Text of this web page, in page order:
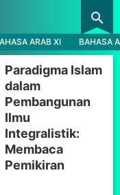
ARAB XI BAHASA
Paradigma Islam
dalam
Pembangunan
Ilmu
Integralistik:
Membaca
Pemikiran